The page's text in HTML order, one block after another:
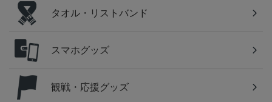
タオル・リストバンド
スマホグッズ
観戦・応援グッズ